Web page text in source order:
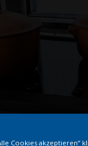
Cookies akzeptieren“